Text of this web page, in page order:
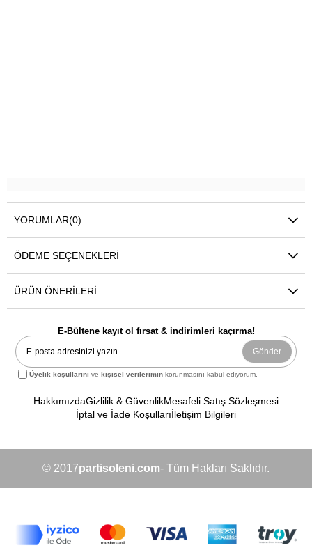
YORUMLAR(0)
ÖDEME SEÇENEKLERI
ÜRÜN ÖNERILERI
E-Bültene kayıt ol fırsat & indirimleri kaçırma!
Gönder
Üyelik koşullarını ve kişisel verilerimin korunmasını kabul ediyorum.
HakkımızdaGizlilik & GüvenlikMesafeli Satış Sözleşmesi
İptal ve İade Koşullarıİletişim Bilgileri
© 2017partisoleni.com- Tüm Hakları Saklıdır.